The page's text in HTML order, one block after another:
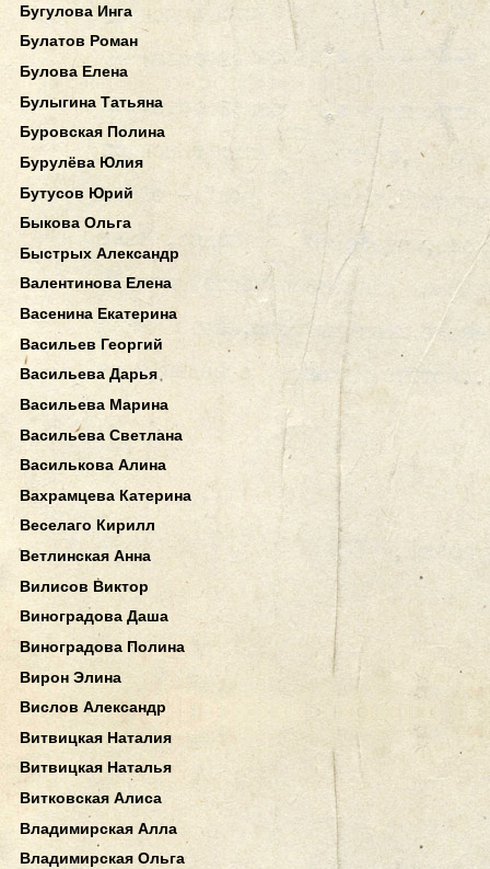
Бугулова Инга
Булатов Роман
Булова Елена
Булыгина Татьяна
Буровская Полина
Бурулёва Юлия
Бутусов Юрий
Быкова Ольга
Быстрых Александр
Валентинова Елена
Васенина Екатерина
Васильев Георгий
Васильева Дарья
Васильева Марина
Васильева Светлана
Василькова Алина
Вахрамцева Катерина
Веселаго Кирилл
Ветлинская Анна
Вилисов Виктор
Виноградова Даша
Виноградова Полина
Вирон Элина
Вислов Александр
Витвицкая Наталия
Витвицкая Наталья
Витковская Алиса
Владимирская Алла
Владимирская Ольга